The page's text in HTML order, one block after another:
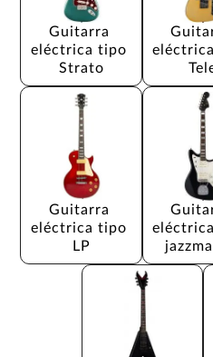
Guitarra
eléctrica tipo
Strato
Guitarra
eléctrica tipo
LP